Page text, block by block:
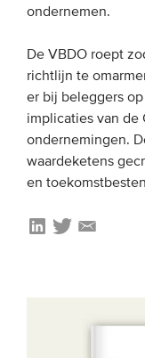
ondernemen.
De VBDO roept
richtlijn te
er bij beleggers
implicaties van de
ondernemingen.
waardeketens
en